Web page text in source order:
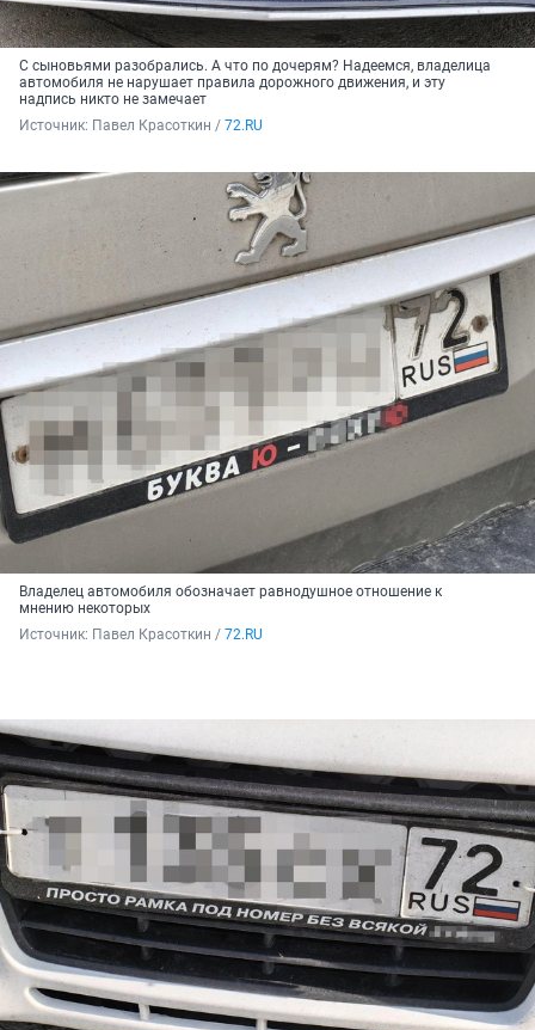
С сыновьями разобрались. А что по дочерям? Надеемся, владелица
автомобиля не нарушает правила дорожного движения, и эту
надпись никто не замечает
Источник: Павел Красоткин / 72.RU
Владелец автомобиля обозначает равнодушное отношение к
мнению некоторых
Источник: Павел Красоткин / 72.RU